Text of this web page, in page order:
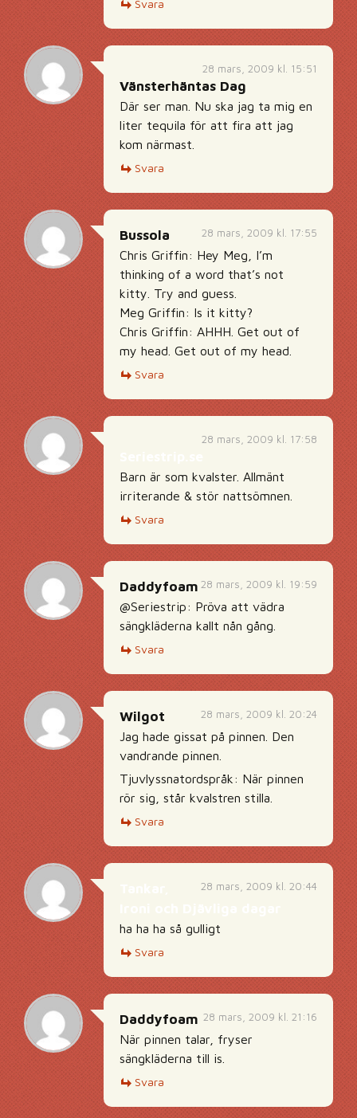
Svara
28 mars, 2009 kl. 15:51
Vänsterhäntas Dag
Där ser man. Nu ska jag ta mig en
liter tequila för att fira att jag
kom närmast.
Svara
28 mars, 2009 kl. 17:55
Bussola
Chris Griffin: Hey Meg, I’m
thinking of a word that’s not
kitty. Try and guess.
Meg Griffin: Is it kitty?
Chris Griffin: AHHH. Get out of
my head. Get out of my head.
Svara
28 mars, 2009 kl. 17:58
Barn är som kvalster. Allmänt
irriterande & stör nattsömnen.
Svara
28 mars, 2009 kl. 19:59
Daddyfoam
@Seriestrip: Pröva att vädra
sängkläderna kallt nån gång.
Svara
28 mars, 2009 kl. 20:24
Wilgot
Jag hade gissat på pinnen. Den
vandrande pinnen.
Tjuvlyssnatordspråk: När pinnen
rör sig, står kvalstren stilla.
Svara
28 mars, 2009 kl. 20:44
ha ha ha så gulligt
Svara
28 mars, 2009 kl. 21:16
Daddyfoam
När pinnen talar, fryser
sängkläderna till is.
Svara